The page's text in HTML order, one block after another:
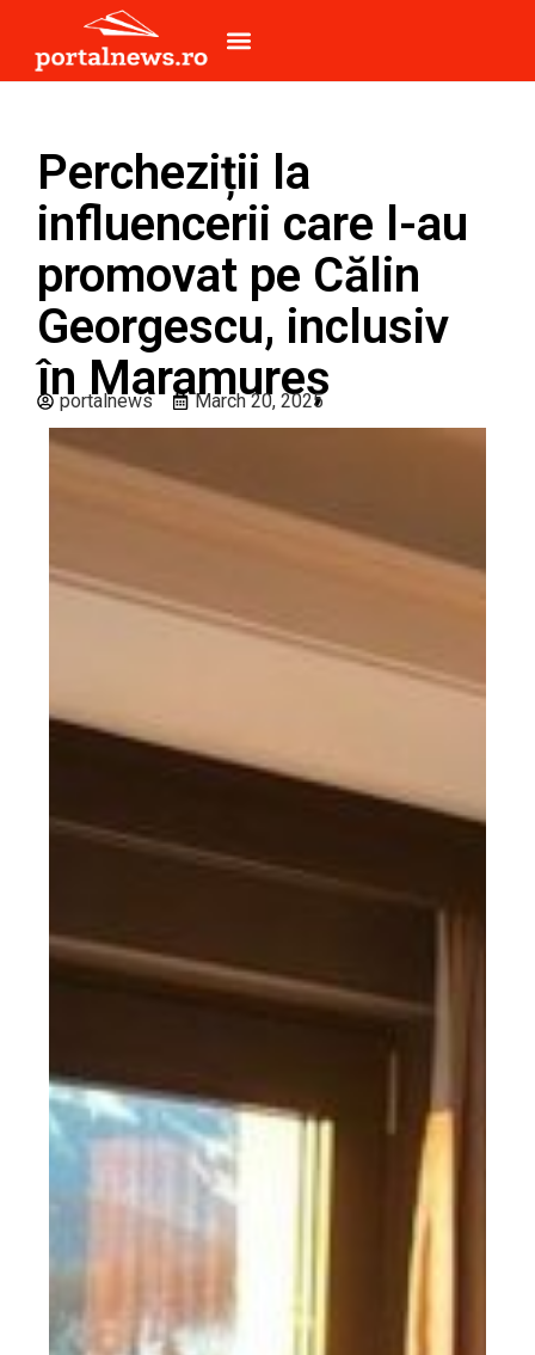
Percheziții la
influencerii care l-au
promovat pe Călin
Georgescu, inclusiv
în Maramureș
portalnews March 20, 2025